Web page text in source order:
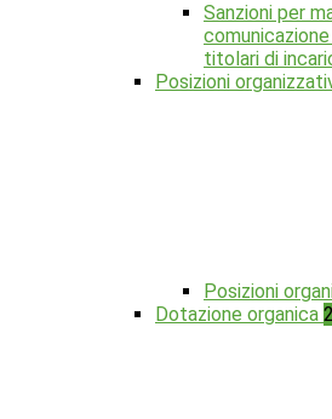
Sanzioni per
titolari di
Posizioni
Posizioni
Dotazione organica 2